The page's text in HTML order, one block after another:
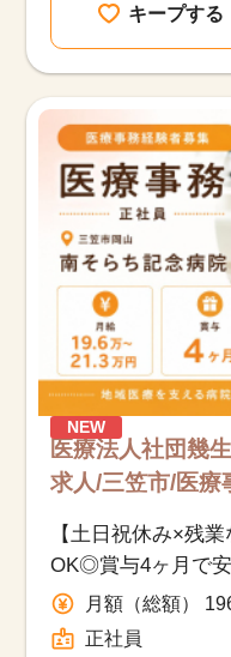
キープする
NEW
医療法人社団幾
求人/三笠市/医療
正社員
【土日祝休み×残
OK◎賞与4ヶ月で
月額（総額）
正社員